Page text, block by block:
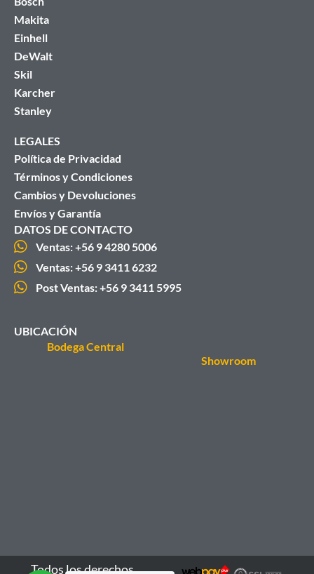
Makita
Einhell
DeWalt
Skil
Karcher
Stanley
LEGALES
Política de Privacidad
Términos y Condiciones
Cambios y Devoluciones
Envíos y Garantía
DATOS DE CONTACTO
Ventas: +56 9 4280 5006
Ventas: +56 9 3411 6232
Post Ventas: +56 9 3411 5995
UBICACIÓN
Bodega Central
Showroom
Todos los derechos